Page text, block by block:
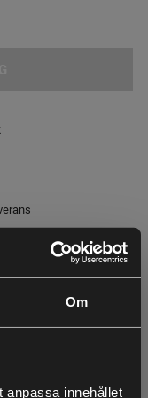
Om
anpassa innehållet
butiken i Lagan. Vänligen
av sportigare stil.
sidan av kepsen